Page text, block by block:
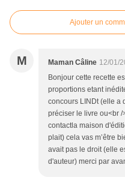
Ajouter un
M Maman Câline 12/01/
Bonjour cette recette
proportions etant
concours LINDt (elle a
préciser le livre ou<br
contactla maison
plait) cela vas m’être
avait pas le droit (elle
d'auteur) merci par